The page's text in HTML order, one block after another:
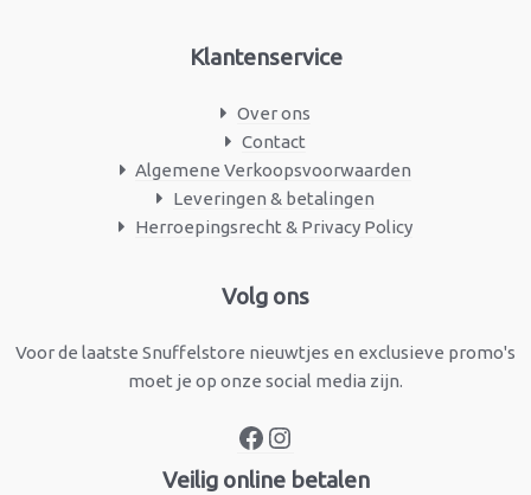
Klantenservice
Over ons
Contact
Algemene Verkoopsvoorwaarden
Leveringen & betalingen
Herroepingsrecht & Privacy Policy
Volg ons
Voor de laatste Snuffelstore nieuwtjes en exclusieve promo's
moet je op onze social media zijn.
Facebook
Veilig online betalen